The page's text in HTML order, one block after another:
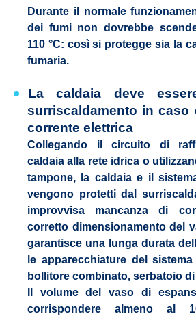
Durante il normale
dei fumi non dovrebbe
110 °C: così si protegge sia la
fumaria.
La caldaia deve
surriscaldamento in caso
corrente elettrica
Collegando il circuito di
caldaia alla rete idrica o
tampone, la caldaia e il
vengono protetti dal
improvvisa mancanza di
corretto dimensionamento del
garantisce una lunga durata
le apparecchiature del
bollitore combinato, serbatoio
Il volume del vaso di
corrispondere almeno al